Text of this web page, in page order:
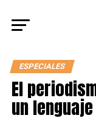
ESPECIALES
El
un